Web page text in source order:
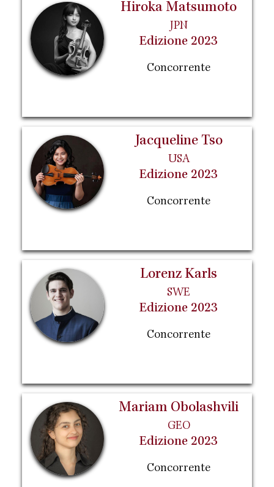
Hiroka Matsumoto
JPN
Edizione 2023
Concorrente
Jacqueline Tso
USA
Edizione 2023
Concorrente
Lorenz Karls
SWE
Edizione 2023
Concorrente
Mariam Obolashvili
GEO
Edizione 2023
Concorrente